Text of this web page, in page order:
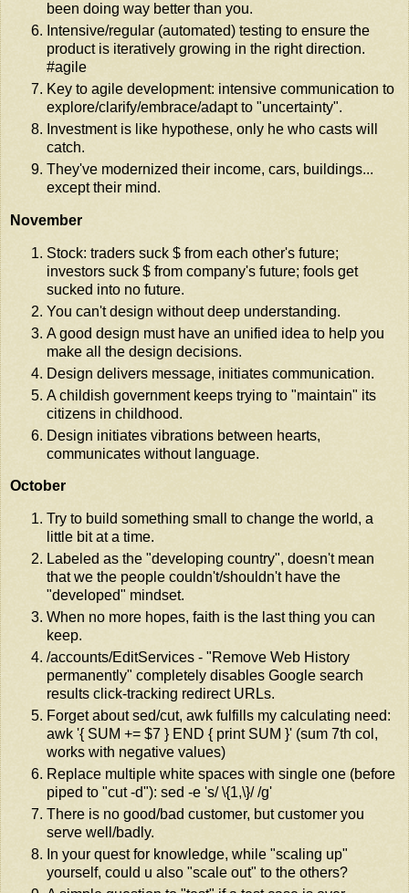
been doing way better than you.
Intensive/regular (automated) testing to ensure the
product is iteratively growing in the right direction.
#agile
Key to agile development: intensive communication to
explore/clarify/embrace/adapt to "uncertainty".
Investment is like hypothese, only he who casts will
catch.
They've modernized their income, cars, buildings...
except their mind.
November
Stock: traders suck $ from each other's future;
investors suck $ from company's future; fools get
sucked into no future.
You can't design without deep understanding.
A good design must have an unified idea to help you
make all the design decisions.
Design delivers message, initiates communication.
A childish government keeps trying to "maintain" its
citizens in childhood.
Design initiates vibrations between hearts,
communicates without language.
October
Try to build something small to change the world, a
little bit at a time.
Labeled as the "developing country", doesn't mean
that we the people couldn't/shouldn't have the
"developed" mindset.
When no more hopes, faith is the last thing you can
keep.
/accounts/EditServices - "Remove Web History
permanently" completely disables Google search
results click-tracking redirect URLs.
Forget about sed/cut, awk fulfills my calculating need:
awk '{ SUM += $7 } END { print SUM }' (sum 7th col,
works with negative values)
Replace multiple white spaces with single one (before
piped to "cut -d"): sed -e 's/ \{1,\}/ /g'
There is no good/bad customer, but customer you
serve well/badly.
In your quest for knowledge, while "scaling up"
yourself, could u also "scale out" to the others?